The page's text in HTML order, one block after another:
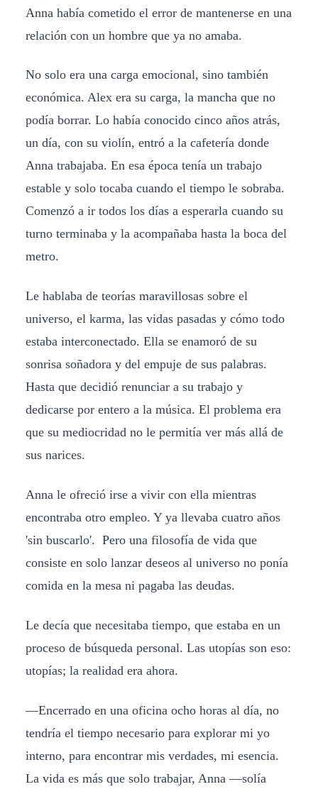
Anna había cometido el error de mantenerse en una
relación con un hombre que ya no amaba.
No solo era una carga emocional, sino también
económica. Alex era su carga, la mancha que no
podía borrar. Lo había conocido cinco años atrás,
un día, con su violín, entró a la cafetería donde
Anna trabajaba. En esa época tenía un trabajo
estable y solo tocaba cuando el tiempo le sobraba.
Comenzó a ir todos los días a esperarla cuando su
turno terminaba y la acompañaba hasta la boca del
metro.
Le hablaba de teorías maravillosas sobre el
universo, el karma, las vidas pasadas y cómo todo
estaba interconectado. Ella se enamoró de su
sonrisa soñadora y del empuje de sus palabras.
Hasta que decidió renunciar a su trabajo y
dedicarse por entero a la música. El problema era
que su mediocridad no le permitía ver más allá de
sus narices.
Anna le ofreció irse a vivir con ella mientras
encontraba otro empleo. Y ya llevaba cuatro años
'sin buscarlo'. Pero una filosofía de vida que
consiste en solo lanzar deseos al universo no ponía
comida en la mesa ni pagaba las deudas.
Le decía que necesitaba tiempo, que estaba en un
proceso de búsqueda personal. Las utopías son eso:
utopías; la realidad era ahora.
—Encerrado en una oficina ocho horas al día, no
tendría el tiempo necesario para explorar mi yo
interno, para encontrar mis verdades, mi esencia.
La vida es más que solo trabajar, Anna —solía